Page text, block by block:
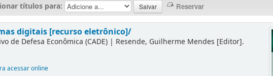
títulos para:
digitais [recurso eletrônico]/
de Defesa Econômica (CADE) | Resende, Guilherme Mendes [Editor].
acessar online